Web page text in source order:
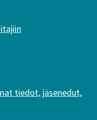
tiedot, jäsenedut,